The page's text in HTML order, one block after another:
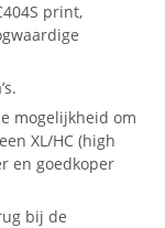
print,
mogelijkheid om
XL/HC (high
en goedkoper
bij de